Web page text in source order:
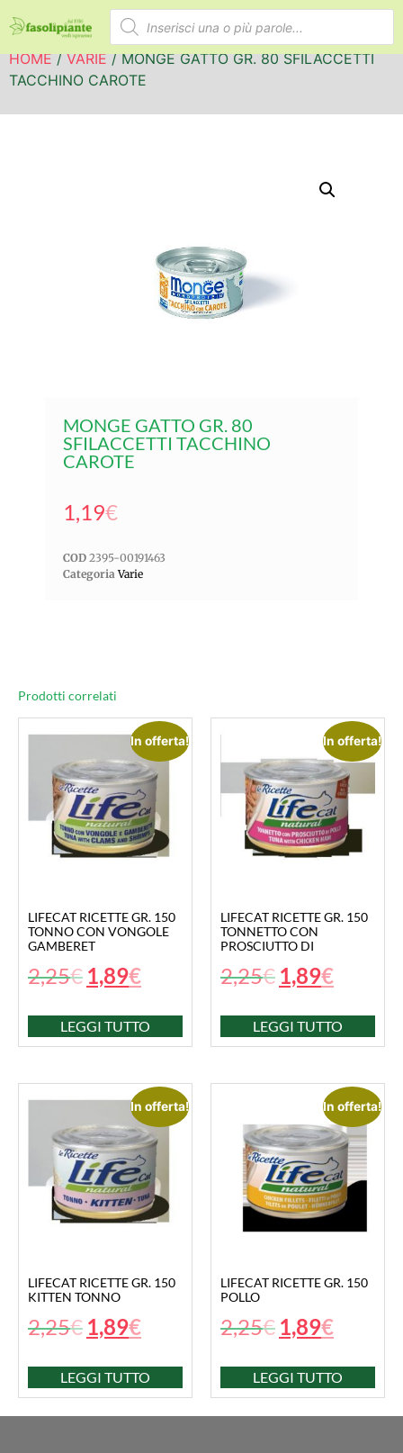
HOME/VARIE/ MONGE GATTO GR. 80 SFILACCETTI
TACCHINO CAROTE
MONGE GATTO GR. 80
SFILACCETTI TACCHINO
CAROTE
1,19€
COD 2395-00191463
Categoria Varie
Prodotti correlati
In offerta!
LIFECAT RICETTE GR. 150
TONNO CON VONGOLE
GAMBERET
2,25€ 1,89€
LEGGI TUTTO
In offerta!
LIFECAT RICETTE GR. 150
TONNETTO CON
PROSCIUTTO DI
2,25€ 1,89€
LEGGI TUTTO
In offerta!
LIFECAT RICETTE GR. 150
KITTEN TONNO
2,25€ 1,89€
LEGGI TUTTO
In offerta!
LIFECAT RICETTE GR. 150
POLLO
2,25€ 1,89€
LEGGI TUTTO